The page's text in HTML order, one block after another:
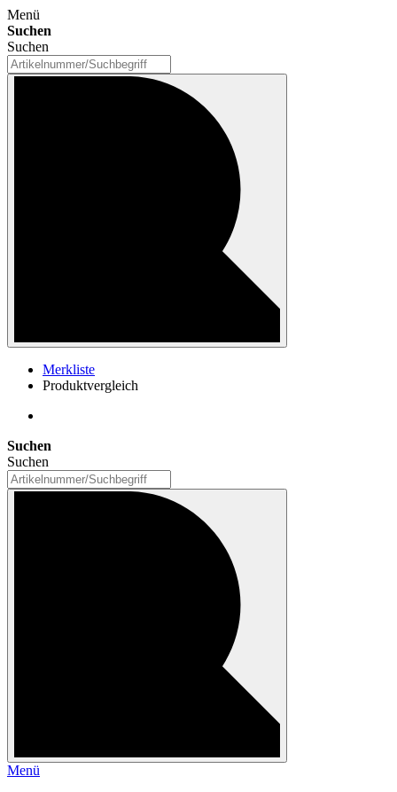
Menü
Suchen
Suchen
Merkliste
Produktvergleich
Suchen
Suchen
Menü